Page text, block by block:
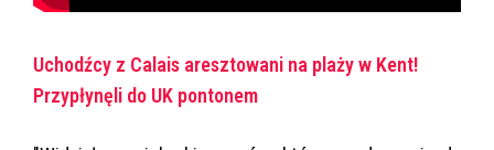
Uchodźcy z Calais aresztowani na plaży w Kent!
Przypłynęli do UK pontonem